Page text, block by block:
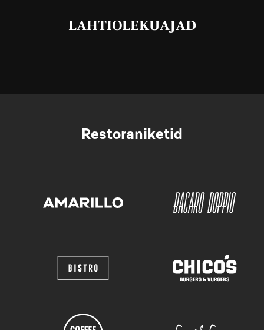
LAHTIOLEKUAJAD
Restoraniketid